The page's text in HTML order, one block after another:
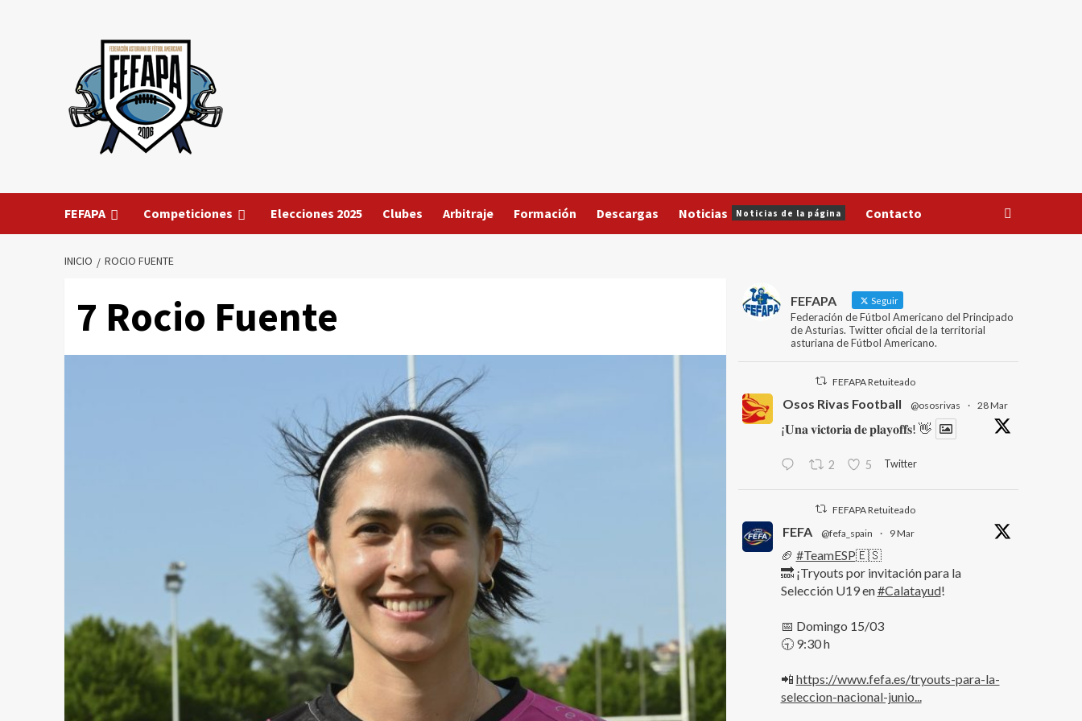
FEFAPA Competiciones Elecciones 2025 Clubes Arbitraje Formación Descargas Noticias Noticias de la página Contacto
INICIO ROCIO FUENTE
7 Rocio Fuente FEFAPA Seguir
Federación de Fútbol Americano del Principado
de Asturias. Twitter oficial de la territorial
asturiana de Fútbol Americano.
FEFAPA Retuiteado
Osos Rivas Football @ososrivas · 28 Mar
¡𝐔𝐧𝐚 𝐯𝐢𝐜𝐭𝐨𝐫𝐢𝐚 𝐝𝐞 𝐩𝐥𝐚𝐲𝐨𝐟𝐟𝐬! 👋
2 5 Twitter
FEFAPA Retuiteado
FEFA @fefa_spain · 9 Mar
🏈 #TeamESP🇪🇸
🔜 ¡Tryouts por invitación para la
Selección U19 en#Calatayud!
📅 Domingo 15/03
🕤 9:30 h
📲 https://www.fefa.es/tryouts-para-la-
seleccion-nacional-junio...